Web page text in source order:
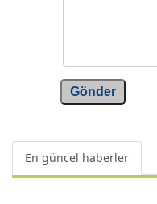
Gönder
En güncel haberler